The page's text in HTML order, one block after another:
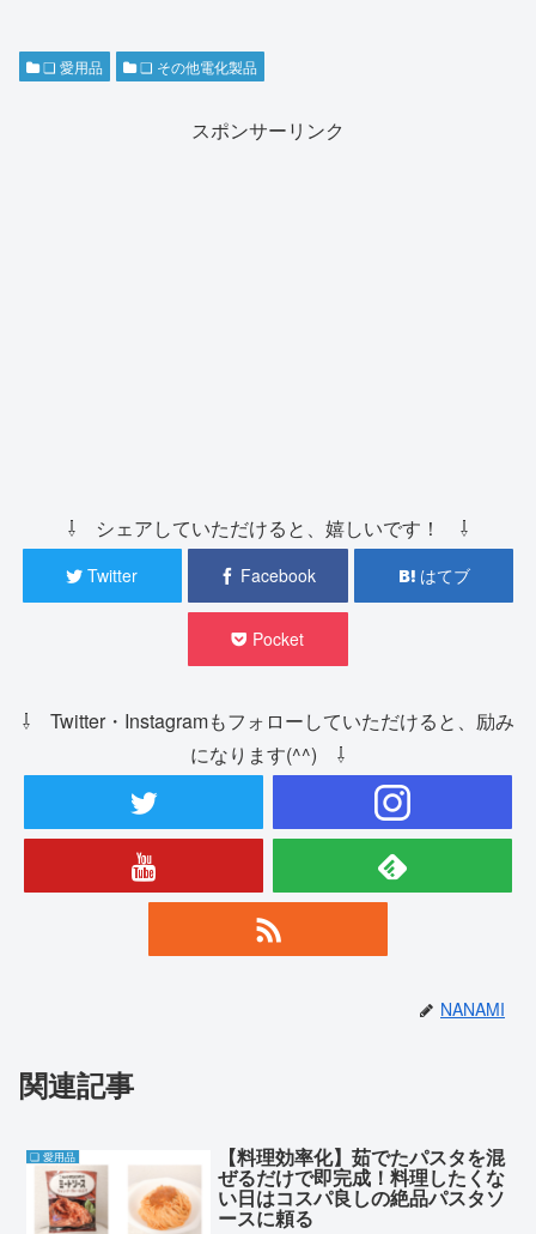
❏ 愛用品 ❏ その他電化製品
スポンサーリンク
⇩ シェアしていただけると、嬉しいです！ ⇩
Twitter Facebook はてブ
Pocket
⇩ Twitter・Instagramもフォローしていただけると、励み
になります(^^) ⇩
NANAMI
関連記事
❏ 愛用品 【料理効率化】茹でたパスタを混
ぜるだけで即完成！料理したくな
い日はコスパ良しの絶品パスタソ
ースに頼る